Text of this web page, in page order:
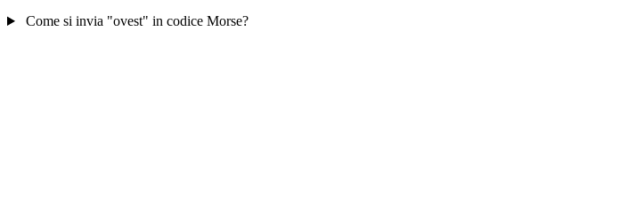
Come si invia "ovest" in codice Morse?